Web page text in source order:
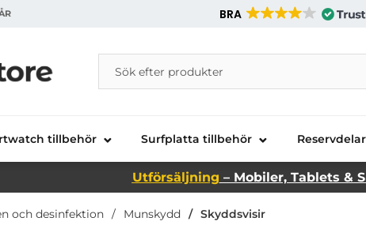
BRA
för Danira Telecom AB
Sök
Sök på Danira Telecom AB
tillbehör Surfplatta tillbehör Reservdelar
Utförsäljning – Mobiler, Tablets &
och desinfektion Munskydd Skyddsvisir